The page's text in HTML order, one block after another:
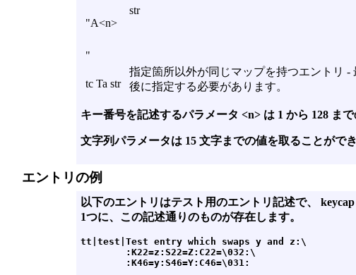
"A<n>
str
"
tc Ta str
指定箇所以外が同じマップを持つエントリ -
後に指定する必要があります。
キー番号を記述するパラメータ <n> は 1 から 128 ま
文字列パラメータは 15 文字までの値を取ることができ
エントリの例
以下のエントリはテスト用のエントリ記述で、 keycap
1つに、この記述通りのものが存在します。
tt|test|Test entry which swaps y and z:\
:K22=z:S22=Z:C22=\032:\